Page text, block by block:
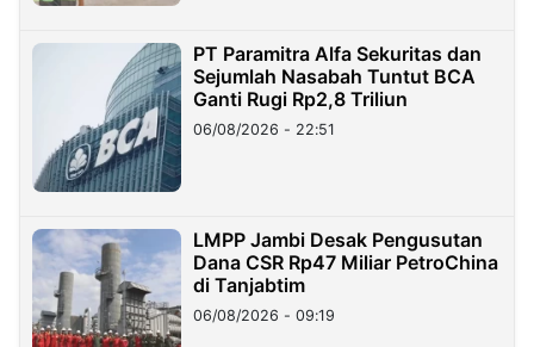
PT Paramitra Alfa Sekuritas dan
Sejumlah Nasabah Tuntut BCA
Ganti Rugi Rp2,8 Triliun
06/08/2026 - 22:51
LMPP Jambi Desak Pengusutan
Dana CSR Rp47 Miliar PetroChina
di Tanjabtim
06/08/2026 - 09:19